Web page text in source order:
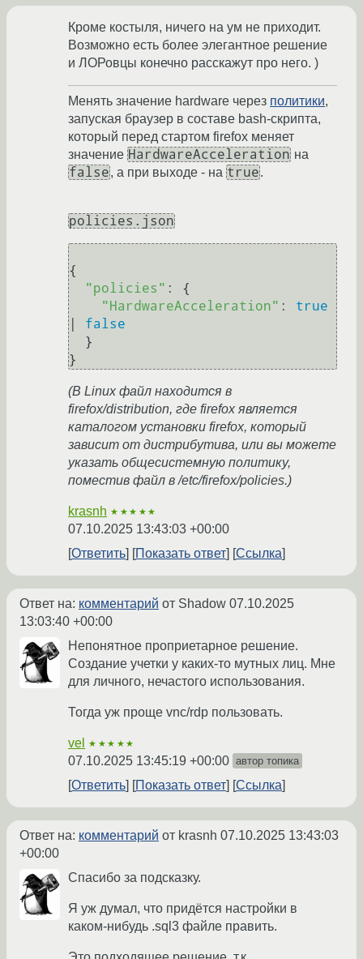
Кроме костыля, ничего на ум не приходит.
Возможно есть более элегантное решение
и ЛОРовцы конечно расскажут про него. )
Менять значение hardware через политики,
запуская браузер в составе bash-скрипта,
который перед стартом firefox меняет
значение HardwareAcceleration на
false, а при выходе - на true.
policies.json
{
"policies" : {
"HardwareAcceleration" : true
false
(В Linux файл находится в
firefox/distribution, где firefox является
каталогом установки firefox, который
зависит от дистрибутива, или вы можете
указать общесистемную политику,
поместив файл в /etc/firefox/policies.)
krasnh ★★★★★
07.10.2025 13:43:03 +00:00
Ответить
Показать ответ Ссылка
Ответ на: комментарий от Shadow 07.10.2025
13:03:40 +00:00
Непонятное проприетарное решение.
Создание учетки у каких-то мутных лиц. Мне
для личного, нечастого использования.
Тогда уж проще vnc/rdp пользовать.
vel ★★★★★
07.10.2025 13:45:19 +00:00 автор топика
Ответить Показать ответ Ссылка
Ответ на: комментарий от krasnh 07.10.2025 13:43:03
+00:00
Спасибо за подсказку.
Я уж думал, что придётся настройки в
каком-нибудь .sql3 файле править.